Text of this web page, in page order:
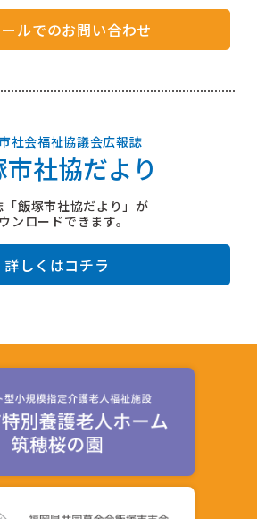
ルでのお問い合わせ
社会福祉協議会広報誌
社協だより
「飯塚市社協だより」が
ンロードできます。
詳しくはコチラ